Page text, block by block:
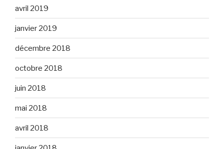
avril 2019
janvier 2019
décembre 2018
octobre 2018
juin 2018
mai 2018
avril 2018